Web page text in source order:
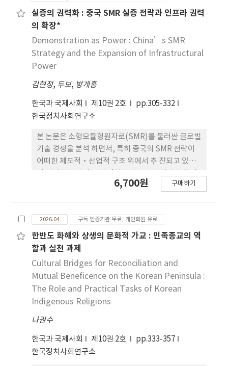
델을 제시하 고, 남수단 주바와 보르를 사례로 질적 분
석을 수행하였다. 연구 결과, 제도와 외부 자원이 밀집
된 도시에서는 교량형 네트워크가 확장되고, 공 동체
기반이 강한 도시에서는 결속형 네트워크가 강화되는
경향이 확인 되었다. 이는 네트워크 유형이 문화적 본
을 보여준다. 디지털은 새로운 관계를 형성하기보 다,
형성된 관계의 유지와 조율을 매개하는 장치로 작동
한다. 청년 네트 워크는 신뢰–상호부조–집단 효능
감–참여로 이어지는 순환을 통해 사회 통합의 기반을
형성한다. 사회통합은 제도적 결과가 아니라 관계 작
동의 반복과 축적 속에서 형성되는 과정이다. 본 연구
는 분쟁 이후 도시에서 청년 네트워크의 조건부 작동
을 설명하는 통합적 분석틀을 제시한다.
실증의 권력화 : 중국 SMR 실증 전략과 인프라 권력
의 확장*
Demonstration as Power : China’s SMR
Strategy and the Expansion of Infrastructural
Power
김현정, 두보, 방개홍
한국과 국제사회 제10권 2호
pp.305-332
한국정치사회연구소
본 논문은 소형모듈형원자로(SMR)를 둘러싼 글로벌
기술 경쟁을 분석 하면서, 특히 중국의 SMR 전략이
어떠한 제도적·산업적 구조 위에서 추 진되고 있으
를 가지 는지를 분석한다. 본 연구는 SMR 경쟁을 실
(Linglong One) 실증 프로젝트를 중심으로 자본 동
원 구조, 국유기업 네트워크, 공급망 통제, 제도적 가
속 메커니즘을 검토하였다. 분석 결과, 중국의 SMR
전략은 실증 속도를 통해 운전 데이터를 축적하고 이
를 해 외 인프라 협력과 결합함으로써 글로벌 원전시
장에서 기술 표준과 산업 영향력을 확대하려는 특징
을 보인다. 이러한 분석은 SMR 경쟁이 단순한 기술
경쟁이 아니라 실증 데이터를 기반으로 한 기술 표준
과 인프라 권 력을 둘러싼 전략적 경쟁임을 시사한다.
6,700원 구매하기
2026.04 구독 인증기관 무료, 개인회원 유료
한반도 화해와 상생의 문화적 가교 : 민족종교의 역
할과 실천 과제
Cultural Bridges for Reconciliation and
Mutual Beneficence on the Korean Peninsula :
The Role and Practical Tasks of Korean
Indigenous Religions
나권수
한국과 국제사회 제10권 2호
pp.333-357
한국정치사회연구소